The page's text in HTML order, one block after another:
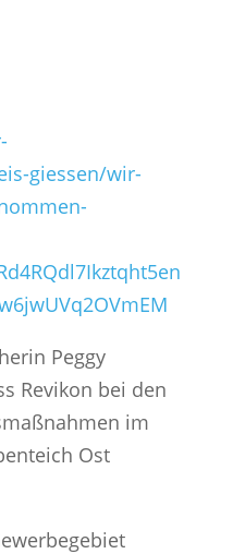
giessen/wir-
Peggy
Revikon bei den
im
Ost